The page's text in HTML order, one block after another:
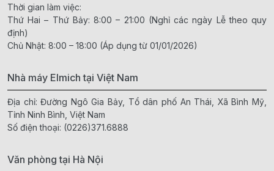
Thời gian làm việc:
Thứ Hai – Thứ Bảy: 8:00 – 21:00 (Nghỉ các ngày Lễ theo quy
định)
Chủ Nhật: 8:00 – 18:00 (Áp dụng từ 01/01/2026)
Nhà máy Elmich tại Việt Nam
Địa chỉ: Đường Ngô Gia Bảy, Tổ dân phố An Thái, Xã Bình Mỹ,
Tỉnh Ninh Bình, Việt Nam
Số điện thoại: (0226)371.6888
Văn phòng tại Hà Nội